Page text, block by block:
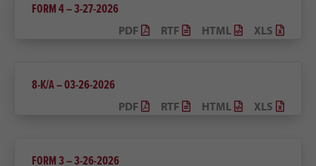
FORM 4 – 3-27-2026
XLS
HTML
RTF
PDF
8-K/A – 03-26-2026
XLS
HTML
RTF
PDF
FORM 3 – 3-26-2026